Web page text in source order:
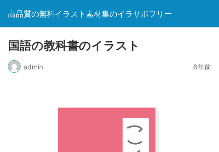
高品質の無料イラスト素材集のイラサポフリー
国語の教科書のイラスト
admin 6年前